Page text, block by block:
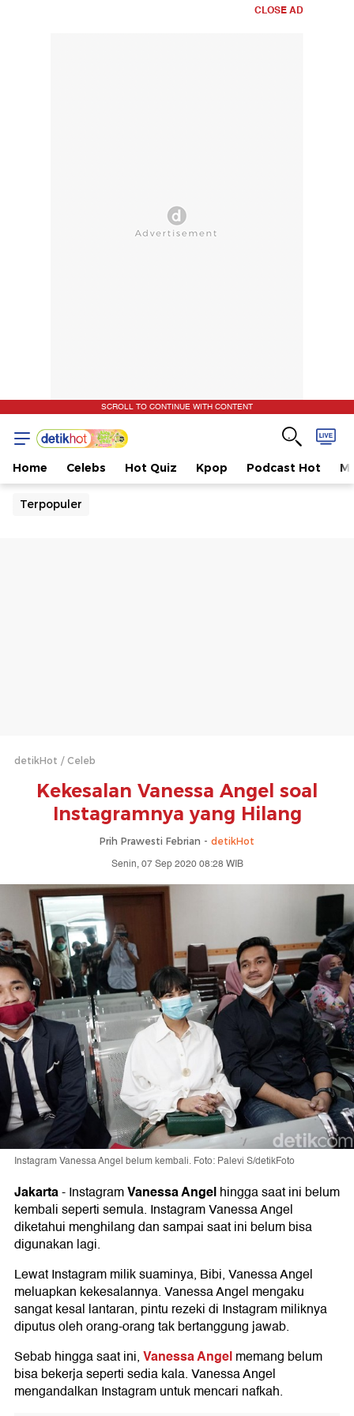
CLOSE AD
SCROLL TO CONTINUE WITH CONTENT
Home Celebs Hot Quiz Kpop Podcast Hot
Terpopuler
detikHot Celeb
Kekesalan Vanessa Angel soal
Instagramnya yang Hilang
Prih Prawesti Febrian - detikHot
Senin, 07 Sep 2020 08:28 WIB
Instagram Vanessa Angel belum kembali. Foto: Palevi S/detikFoto
Jakarta-InstagramVanessa Angelhingga saat ini belum
kembali seperti semula. Instagram Vanessa Angel
diketahui menghilang dan sampai saat ini belum bisa
digunakan lagi.
Lewat Instagram milik suaminya, Bibi, Vanessa Angel
meluapkan kekesalannya. Vanessa Angel mengaku
sangat kesal lantaran, pintu rezeki di Instagram miliknya
diputus oleh orang-orang tak bertanggung jawab.
Sebab hingga saat ini,Vanessa Angelmemang belum
bisa bekerja seperti sedia kala. Vanessa Angel
mengandalkan Instagram untuk mencari nafkah.